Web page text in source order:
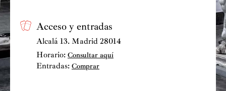
Acceso y entradas
Alcalá 13. Madrid 28014
Horario: Consultar aquí
Entradas: Comprar